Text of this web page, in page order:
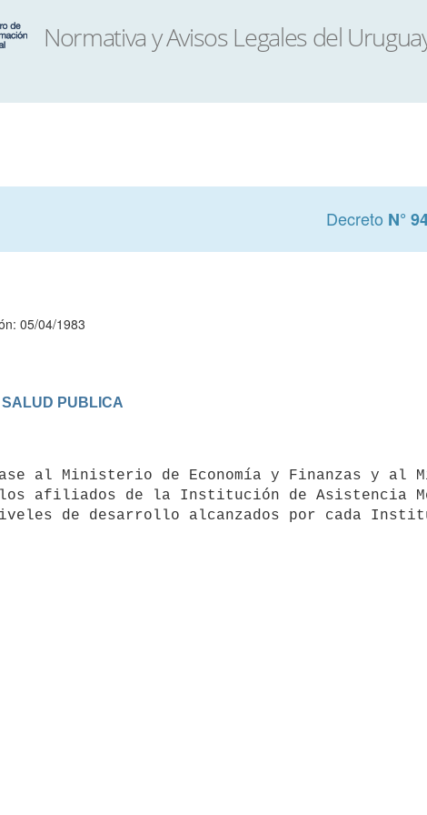
Decreto N°
05/04/1983
SALUD PUBLICA
afiliados de la Institución de Asistencia